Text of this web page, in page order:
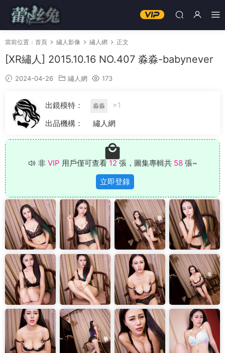
當前位置： 首頁 繡人影像 繡人網 正文
[XR繡人] 2015.10.16 NO.407 淼淼-babynever
2024-04-26 繡人網 173
出鏡模特： 淼淼
×1
出品機構：
繡人網
非 VIP 用戶僅可查看 12 張，圖集專輯共 58張~
立即登錄